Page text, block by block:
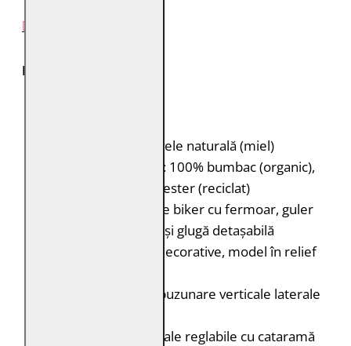
Descriere produs
100% piele naturală (miel)
Corp: 100% bumbac (organic),
Mâneci: 100% poliester (reciclat)
Geacă de piele biker cu fermoar, guler
stand-up cu capsă și glugă detașabilă
Cusături decorative, model în relief
Două buzunare verticale laterale
Curele laterale reglabile cu cataramă